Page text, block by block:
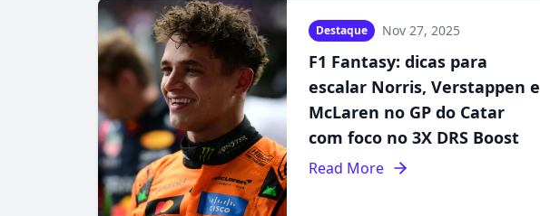
Destaque Nov 27, 2025
F1 Fantasy: dicas para
escalar Norris, Verstappen e
McLaren no GP do Catar
com foco no 3X DRS Boost
Read More